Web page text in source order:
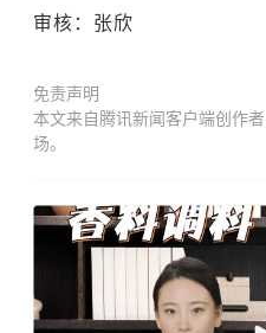
审核：张欣
免责声明
本文来自腾讯新闻客户端创作
场。